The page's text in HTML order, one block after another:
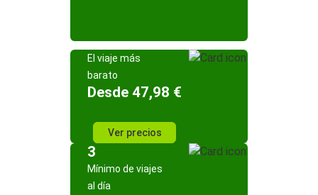
El viaje más
barato
Desde 47,98 €
Ver precios
3
Mínimo de viajes
al día